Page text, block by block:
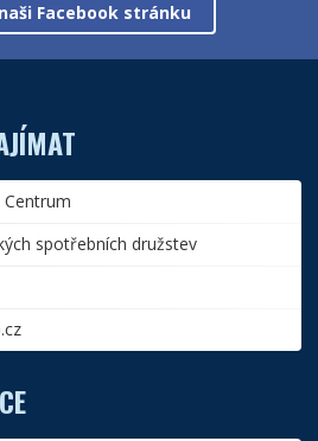
Facebook stránku
Centrum
spotřebních družstev